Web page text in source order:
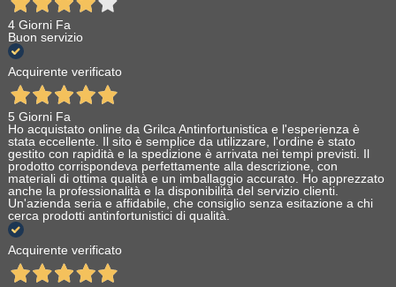
4 Giorni Fa
Buon servizio
Acquirente verificato
5 Giorni Fa
Ho acquistato online da Grilca Antinfortunistica e l'esperienza è
stata eccellente. Il sito è semplice da utilizzare, l'ordine è stato
gestito con rapidità e la spedizione è arrivata nei tempi previsti. Il
prodotto corrispondeva perfettamente alla descrizione, con
materiali di ottima qualità e un imballaggio accurato. Ho apprezzato
anche la professionalità e la disponibilità del servizio clienti.
Un'azienda seria e affidabile, che consiglio senza esitazione a chi
cerca prodotti antinfortunistici di qualità.
Acquirente verificato